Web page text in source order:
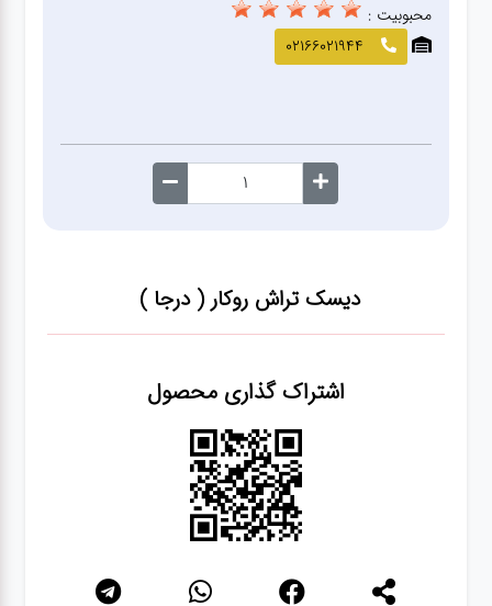
لوازم
معاینه
دیسک تراش روکار ( درجا )
اشتراک گذاری محصول
محبوبیت :
02166021944